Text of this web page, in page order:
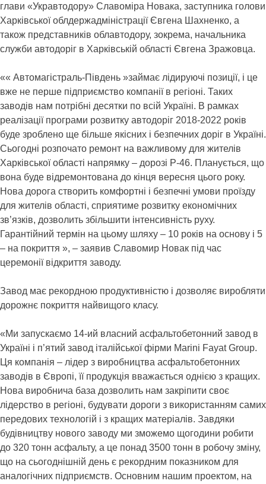
глави «Укравтодору» Славоміра Новака, заступника голови
Харківської облдержадміністрації Євгена Шахненко, а
також представників облавтодору, зокрема, начальника
служби автодоріг в Харківській області Євгена Зражовца.
«« Автомагістраль-Південь »займає лідируючі позиції, і це
вже не перше підприємство компанії в регіоні. Таких
заводів нам потрібні десятки по всій Україні. В рамках
реалізації програми розвитку автодоріг 2018-2022 років
буде зроблено ще більше якісних і безпечних доріг в Україні.
Сьогодні розпочато ремонт на важливому для жителів
Харківської області напрямку – дорозі Р-46. Планується, що
вона буде відремонтована до кінця вересня цього року.
Нова дорога створить комфортні і безпечні умови проїзду
для жителів області, сприятиме розвитку економічних
зв’язків, дозволить збільшити інтенсивність руху.
Гарантійний термін на цьому шляху – 10 років на основу і 5
– на покриття », – заявив Славомир Новак під час
церемонії відкриття заводу.
Завод має рекордною продуктивністю і дозволяє виробляти
дорожнє покриття найвищого класу.
«Ми запускаємо 14-ий власний асфальтобетонний завод в
Україні і п’ятий завод італійської фірми Marini Fayat Group.
Ця компанія – лідер з виробництва асфальтобетонних
заводів в Європі, її продукція вважається однією з кращих.
Нова виробнича база дозволить нам закріпити своє
лідерство в регіоні, будувати дороги з використанням самих
передових технологій і з кращих матеріалів. Завдяки
будівництву нового заводу ми зможемо щогодини робити
до 320 тонн асфальту, а це понад 3500 тонн в робочу зміну,
що на сьогоднішній день є рекордним показником для
аналогічних підприємств. Основним нашим проектом, на